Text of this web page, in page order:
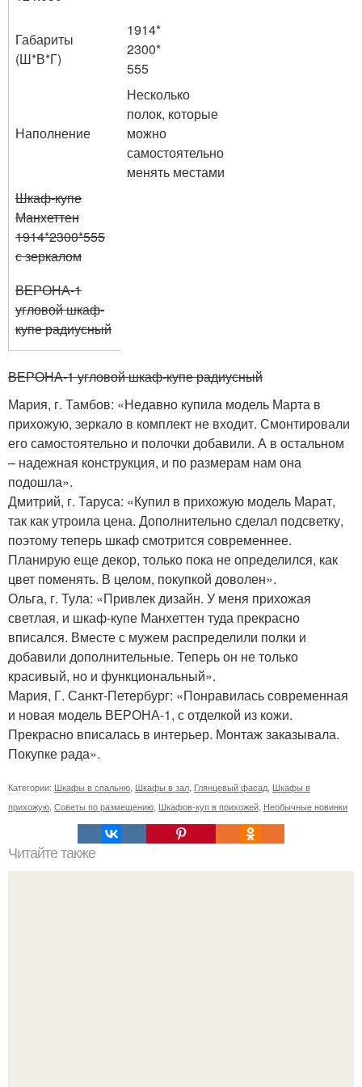
Габариты
(Ш*В*Г)
1914*
2300*
555
Наполнение
Несколько
полок, которые
можно
самостоятельно
менять местами
Шкаф-купе
Манхеттен
1914*2300*555
с зеркалом
ВЕРОНА-1
угловой шкаф-
купе радиусный
ВЕРОНА-1 угловой шкаф-купе радиусный
Мария, г. Тамбов: «Недавно купила модель Марта в
прихожую, зеркало в комплект не входит. Смонтировали
его самостоятельно и полочки добавили. А в остальном
– надежная конструкция, и по размерам нам она
подошла».
Дмитрий, г. Таруса: «Купил в прихожую модель Марат,
так как утроила цена. Дополнительно сделал подсветку,
поэтому теперь шкаф смотрится современнее.
Планирую еще декор, только пока не определился, как
цвет поменять. В целом, покупкой доволен».
Ольга, г. Тула: «Привлек дизайн. У меня прихожая
светлая, и шкаф-купе Манхеттен туда прекрасно
вписался. Вместе с мужем распределили полки и
добавили дополнительные. Теперь он не только
красивый, но и функциональный».
Мария, Г. Санкт-Петербург: «Понравилась современная
и новая модель ВЕРОНА-1, с отделкой из кожи.
Прекрасно вписалась в интерьер. Монтаж заказывала.
Покупке рада».
Категории: Шкафы в спальню, Шкафы в зал, Глянцевый фасад, Шкафы в
прихожую, Советы по размещению, Шкафов-куп в прихожей, Необычные новинки
Читайте также